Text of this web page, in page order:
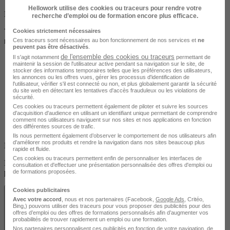
En ligne
Vous pouvez suivre cette formation depuis chez vous ou depuis
n’importe quel endroit à distance.
En présentiel
Découvrez les localités disponibles pour suivre cette formation en
présentiel.
Hellowork utilise des cookies ou traceurs pour rendre votre
recherche d’emploi ou de formation encore plus efficace.
Cookies strictement nécessaires
Ces traceurs sont nécessaires au bon fonctionnement de nos services et ne
peuvent pas être désactivés
Il s'agit notamment de l'ensemble des cookies ou traceurs permettant de
maintenir la session de l'utilisateur active pendant sa navigation sur le site, de
stocker des informations temporaires telles que les préférences des utilisateurs,
les annonces ou les offres vues, gérer les processus d'identification de
l'utilisateur, vérifier s'il est connecté ou non, et plus globalement garantir la sécurité
du site web en détectant les tentatives d'accès frauduleux ou les violations de
sécurité.
Ces cookies ou traceurs permettent également de piloter et suivre les sources
d'acquisition d'audience en utilisant un identifiant unique permettant de comprendre
comment nos utilisateurs naviguent sur nos sites et nos applications en fonction
des différentes sources de trafic.
Ils nous permettent également d’observer le comportement de nos utilisateurs afin
d'améliorer nos produits et rendre la navigation dans nos sites beaucoup plus
rapide et fluide.
Ces cookies ou traceurs permettent enfin de personnaliser les interfaces de
consultation et d'effectuer une présentation personnalisée des offres d'emploi ou
de formations proposées.
Cookies publicitaires
Avec votre accord , nous et nos partenaires (Facebook, Google Ads , Critéo,
Bing,) pouvons utiliser des traceurs pour vous proposer des publicités pour des
offres d’emploi ou des offres de formations personnalisés afin d’augmenter vos
probabilités de trouver rapidement un emploi ou une formation.
Nos partenaires personnalisent ces publicités en fonction de votre navigation, de